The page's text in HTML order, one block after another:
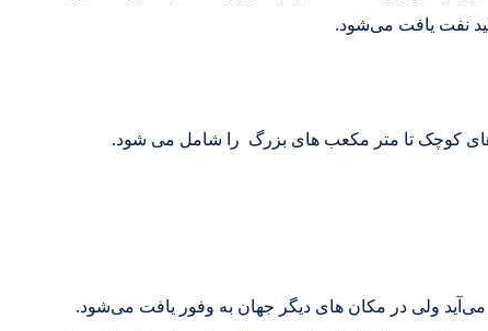
نفت یافت می‌شود.
کوچک تا متر مکعب های بزرگ را شامل می شود.
ولی در مکان های دیگر جهان به وفور یافت می‌شود.